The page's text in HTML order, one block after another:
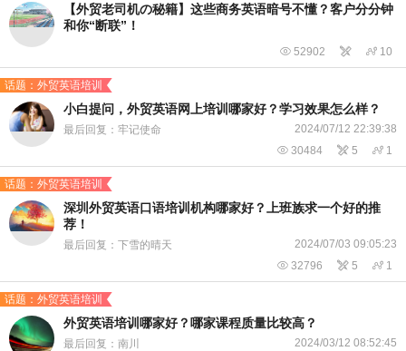
【外贸老司机の秘籍】这些商务英语暗号不懂？客户分分钟
和你“断联”！
 52902   10
话题：外贸英语培训
小白提问，外贸英语网上培训哪家好？学习效果怎么样？
最后回复：牢记使命 2024/07/12 22:39:38
 30484  5  1
话题：外贸英语培训
深圳外贸英语口语培训机构哪家好？上班族求一个好的推
荐！
最后回复：下雪的晴天 2024/07/03 09:05:23
 32796  5  1
话题：外贸英语培训
外贸英语培训哪家好？哪家课程质量比较高？
最后回复：南川 2024/03/12 08:52:45